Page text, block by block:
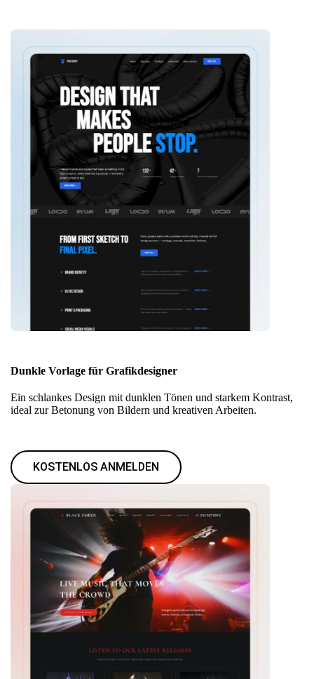
Dunkle Vorlage für Grafikdesigner
Ein schlankes Design mit dunklen Tönen und starkem Kontrast,
ideal zur Betonung von Bildern und kreativen Arbeiten.
KOSTENLOS ANMELDEN